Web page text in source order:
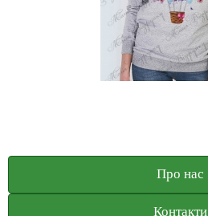
Про нас
Контакти